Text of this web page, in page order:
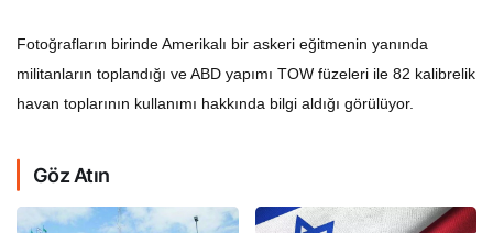
Fotoğrafların birinde Amerikalı bir askeri eğitmenin yanında
militanların toplandığı ve ABD yapımı TOW füzeleri ile 82 kalibrelik
havan toplarının kullanımı hakkında bilgi aldığı görülüyor.
Göz Atın